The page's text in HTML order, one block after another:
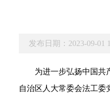
发布日期：2023-09-01
为进一步弘扬中国共
自治区人大常委会法工